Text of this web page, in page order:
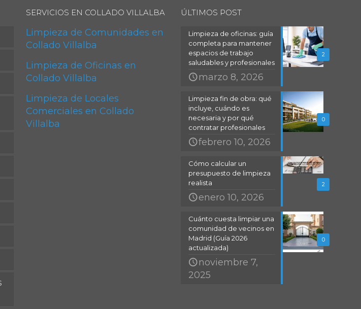
SERVICIOS EN COLLADO VILLALBA
Limpieza de Comunidades en
Collado Villalba
Limpieza de Oficinas en
Collado Villalba
Limpieza de Locales
Comerciales en Collado
Villalba
ÚLTIMOS POST
2
Limpieza de oficinas: guía
completa para mantener
espacios de trabajo
saludables y profesionales
marzo 8, 2026
0
Limpieza fin de obra: qué
incluye, cuándo es
necesaria y por qué
contratar profesionales
febrero 10, 2026
2
Cómo calcular un
presupuesto de limpieza
realista
enero 10, 2026
0
Cuánto cuesta limpiar una
comunidad de vecinos en
Madrid (Guía 2026
actualizada)
noviembre 7,
2025